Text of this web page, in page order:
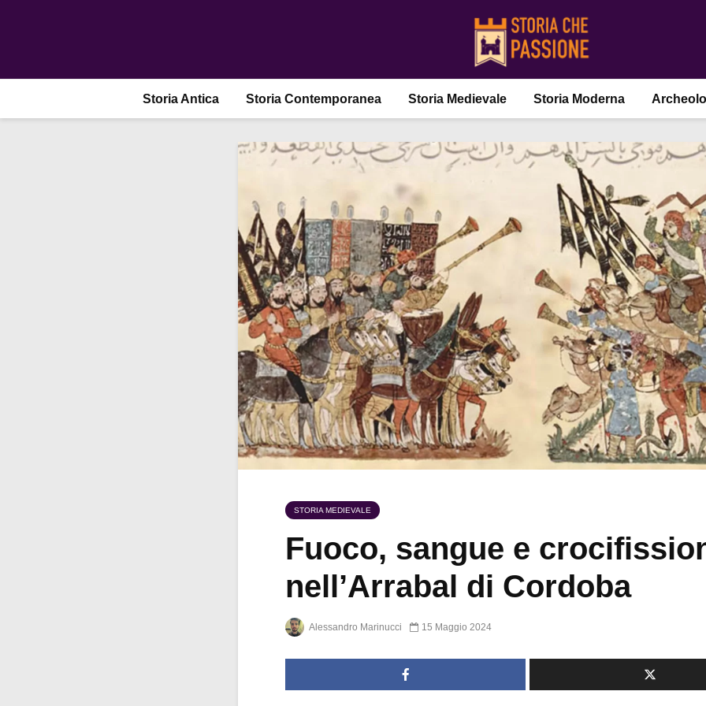
Storia Antica Storia Contemporanea Storia Medievale Storia Moderna
STORIA MEDIEVALE
Fuoco, sangue e
nell’Arrabal di Cordoba
Alessandro Marinucci 15 Maggio 2024